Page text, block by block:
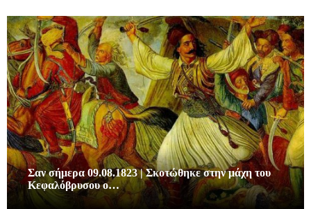
Σαν σήμερα 09.08.1823 | Σκοτώθηκε στην μάχη του
Κεφαλόβρυσου ο…